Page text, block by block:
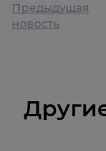
Предыдущая
новость